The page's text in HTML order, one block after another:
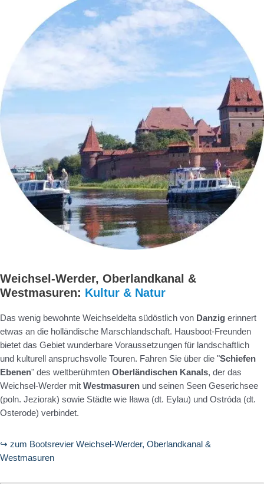
Weichsel-Werder, Oberlandkanal &
Westmasuren: Kultur & Natur
Das wenig bewohnte Weichseldelta südöstlich von Danzig erinnert
etwas an die holländische Marschlandschaft. Hausboot-Freunden
bietet das Gebiet wunderbare Voraussetzungen für landschaftlich
und kulturell anspruchsvolle Touren. Fahren Sie über die "Schiefen
Ebenen" des weltberühmten Oberländischen Kanals, der das
Weichsel-Werder mit Westmasuren und seinen Seen Geserichsee
(poln. Jeziorak) sowie Städte wie Iława (dt. Eylau) und Ostróda (dt.
Osterode) verbindet.
↪ zum Bootsrevier Weichsel-Werder, Oberlandkanal &
Westmasuren